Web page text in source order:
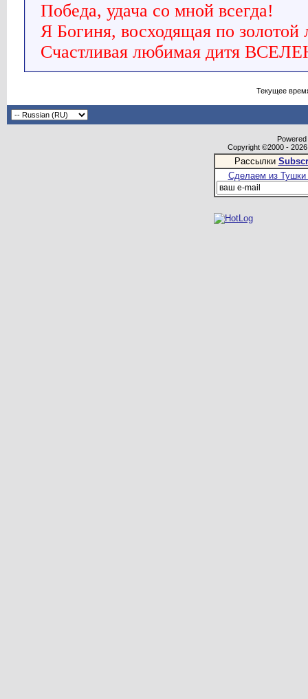
Победа, удача со мной всегда!
Я Богиня, восходящая по золотой
Счастливая любимая дитя
Текущее
Copyright ©2000 -
Рассылки
Сделаем из Тушки